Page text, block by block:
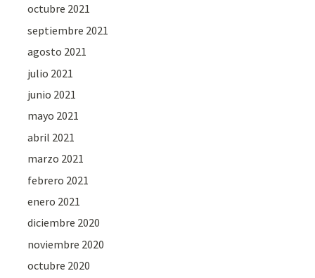
octubre 2021
septiembre 2021
agosto 2021
julio 2021
junio 2021
mayo 2021
abril 2021
marzo 2021
febrero 2021
enero 2021
diciembre 2020
noviembre 2020
octubre 2020